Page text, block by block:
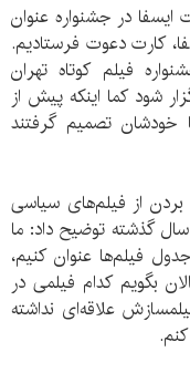
در جشنواره عنوان
کارت دعوت فرستادیم.
فیلم کوتاه تهران
شود کما اینکه پیش از
خودشان تصمیم گرفتند
بردن از فیلم‌های سیاسی
گذشته توضیح داد: ما
فیلم‌ها عنوان کنیم،
بگویم کدام فیلمی در
علاقه‌ای نداشته